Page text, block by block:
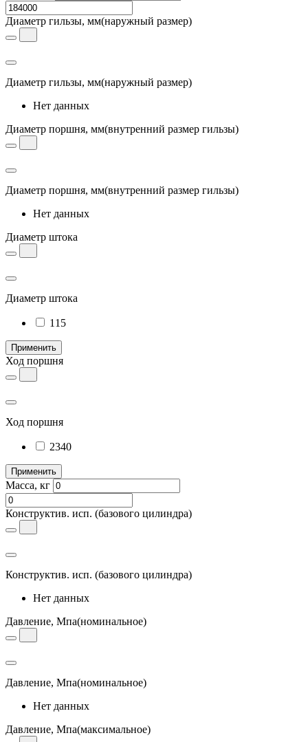
Диаметр гильзы, мм(наружный размер)
Диаметр гильзы, мм(наружный размер)
Нет данных
Диаметр поршня, мм(внутренний размер гильзы)
Диаметр поршня, мм(внутренний размер гильзы)
Нет данных
Диаметр штока
Диаметр штока
115
Применить
Ход поршня
Ход поршня
2340
Применить
Масса, кг
Конструктив. исп. (базового цилиндра)
Конструктив. исп. (базового цилиндра)
Нет данных
Давление, Мпа(номинальное)
Давление, Мпа(номинальное)
Нет данных
Давление, Мпа(максимальное)